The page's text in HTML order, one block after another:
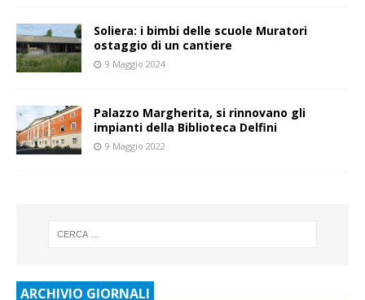
Soliera: i bimbi delle scuole Muratori
ostaggio di un cantiere
9 Maggio 2024
Palazzo Margherita, si rinnovano gli
impianti della Biblioteca Delfini
9 Maggio 2022
ARCHIVIO GIORNALI